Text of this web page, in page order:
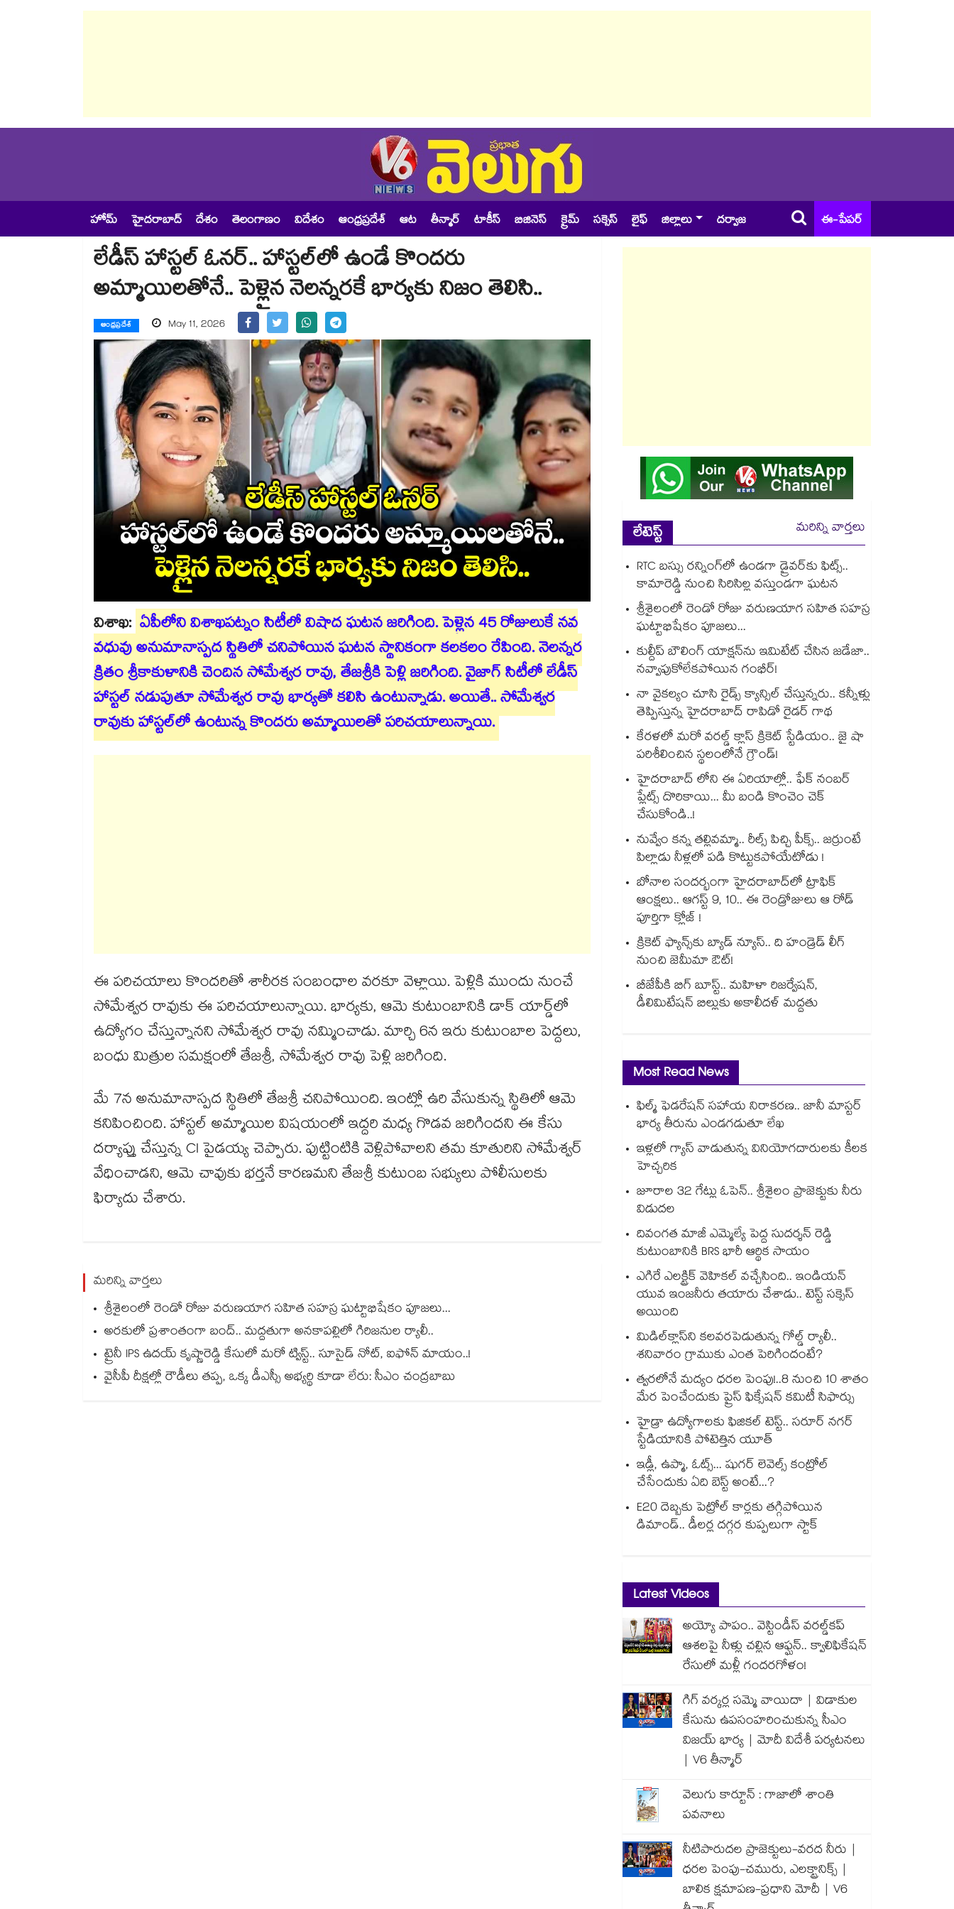
హోమ్ హైదరాబాద్ దేశం తెలంగాణం విదేశం ఆంధ్రప్రదేశ్ ఆట తీన్మార్ టాకీస్ బిజినెస్ క్రైమ్ సక్సెస్ లైఫ్ జిల్లాలు దర్వాజ ఈ-పేపర్
లేడీస్ హాస్టల్ ఓనర్.. హాస్టల్⁪లో ఉండే కొందరు
అమ్మాయిలతోనే.. పెళ్లైన నెలన్నరకే భార్యకు నిజం తెలిసి..
ఆంధ్రప్రదేశ్ May 11, 2026
విశాఖ: ఏపీలోని విశాఖపట్నం సిటీలో విషాద ఘటన జరిగింది. పెళ్లైన 45 రోజులుకే నవ
వధువు అనుమానాస్పద స్థితిలో చనిపోయిన ఘటన స్థానికంగా కలకలం రేపింది. నెలన్నర
క్రితం శ్రీకాకుళానికి చెందిన సోమేశ్వర రావు, తేజశ్రీకి పెళ్లి జరిగింది. వైజాగ్ సిటీలో లేడీస్
హాస్టల్ నడుపుతూ సోమేశ్వర రావు భార్యతో కలిసి ఉంటున్నాడు. అయితే.. సోమేశ్వర
రావుకు హాస్టల్⁬లో ఉంటున్న కొందరు అమ్మాయిలతో పరిచయాలున్నాయి.
ఈ పరిచయాలు కొందరితో శారీరక సంబంధాల వరకూ వెళ్లాయి. పెళ్లికి ముందు నుంచే
సోమేశ్వర రావుకు ఈ పరిచయాలున్నాయి. భార్యకు, ఆమె కుటుంబానికి డాక్ యార్డ్⁬లో
ఉద్యోగం చేస్తున్నానని సోమేశ్వర రావు నమ్మించాడు. మార్చి 6న ఇరు కుటుంబాల పెద్దలు,
బంధు మిత్రుల సమక్షంలో తేజశ్రీ, సోమేశ్వర రావు పెళ్లి జరిగింది.
మే 7న అనుమానాస్పద స్థితిలో తేజశ్రీ చనిపోయింది. ఇంట్లో ఉరి వేసుకున్న స్థితిలో ఆమె
కనిపించింది. హాస్టల్ అమ్మాయిల విషయంలో ఇద్దరి మధ్య గొడవ జరిగిందని ఈ కేసు
దర్యాప్తు చేస్తున్న CI పైడయ్య చెప్పారు. పుట్టింటికి వెళ్లిపోవాలని తమ కూతురిని సోమేశ్వర్
వేధించాడని, ఆమె చావుకు భర్తనే కారణమని తేజశ్రీ కుటుంబ సభ్యులు పోలీసులకు
ఫిర్యాదు చేశారు.
మరిన్ని వార్తలు
శ్రీశైలంలో రెండో రోజు వరుణయాగ సహిత సహస్ర ఘట్టాభిషేకం పూజలు...
అరకులో ప్రశాంతంగా బంద్.. మద్దతుగా అనకాపల్లిలో గిరిజనుల ర్యాలీ..
ట్రైనీ IPS ఉదయ్‌ కృష్ణారెడ్డి కేసులో మరో ట్విస్ట్.. సూసైడ్‌ నోట్‌, ఐఫోన్‌ మాయం..!
వైసీపీ దీక్షల్లో రౌడీలు తప్ప, ఒక్క డీఎస్సీ అభ్యర్థి కూడా లేరు: సీఎం చంద్రబాబు
లేటెస్ట్
మరిన్ని వార్తలు
RTC బస్సు రన్నింగ్⁫లో ఉండగా డ్రైవర్‌కు ఫిట్స్..
కామారెడ్డి నుంచి సిరిసిల్ల వస్తుండగా ఘటన
శ్రీశైలంలో రెండో రోజు వరుణయాగ సహిత సహస్ర
ఘట్టాభిషేకం పూజలు...
కుల్దీప్ బౌలింగ్ యాక్షన్‌ను ఇమిటేట్ చేసిన జడేజా..
నవ్వాపుకోలేకపోయిన గంభీర్!
నా వైకల్యం చూసి రైడ్స్ క్యాన్సిల్ చేస్తున్నరు.. కన్నీళ్లు
తెప్పిస్తున్న హైదరాబాద్ రాపిడో రైడర్ గాథ
కేరళలో మరో వరల్డ్ క్లాస్ క్రికెట్ స్టేడియం.. జై షా
పరిశీలించిన స్థలంలోనే గ్రౌండ్!
హైదరాబాద్ లోని ఈ ఏరియాల్లో.. ఫేక్ నంబర్
ప్లేట్స్ దొరికాయి... మీ బండి కొంచెం చెక్
చేసుకోండి..!
నువ్వేం కన్న తల్లివమ్మా.. రీల్స్ పిచ్చి పీక్స్.. జర్రుంటే
పిల్లాడు నీళ్లలో పడి కొట్టుకపోయేటోడు !
బోనాల సందర్భంగా హైదరాబాద్‌లో ట్రాఫిక్
ఆంక్షలు.. ఆగస్ట్ 9, 10.. ఈ రెండ్రోజులు ఆ రోడ్
పూర్తిగా క్లోజ్ !
క్రికెట్ ఫ్యాన్స్‌కు బ్యాడ్ న్యూస్.. ది హండ్రెడ్ లీగ్
నుంచి జెమీమా ఔట్!
బీజేపీకి బిగ్ బూస్ట్.. మహిళా రిజర్వేషన్,
డీలిమిటేషన్ బిల్లుకు అకాలీదళ్ మద్దతు
Most Read News
ఫిల్మ్ ఫెడరేషన్ సహాయ నిరాకరణ.. జానీ మాస్టర్
భార్య తీరును ఎండగడుతూ లేఖ
ఇళ్లలో గ్యాస్ వాడుతున్న వినియోగదారులకు కీలక
హెచ్చరిక
జూరాల 32 గేట్లు ఓపెన్.. శ్రీశైలం ప్రాజెక్టుకు నీరు
విడుదల
దివంగత మాజీ ఎమ్మెల్యే పెద్ద సుదర్శన్ రెడ్డి
కుటుంబానికి BRS భారీ ఆర్థిక సాయం
ఎగిరే ఎలక్ట్రిక్ వెహికల్ వచ్చేసింది.. ఇండియన్
యువ ఇంజనీరు తయారు చేశాడు.. టెస్ట్ సక్సెస్
అయింది
మిడిల్‌క్లాస్‌ని కలవరపెడుతున్న గోల్డ్ ర్యాలీ..
శనివారం గ్రాముకు ఎంత పెరిగిందంటే?
త్వరలోనే మద్యం ధ‌‌ర‌‌ల పెంపు!..8 నుంచి 10 శాతం
మేర పెంచేందుకు ప్రైస్ ఫిక్సేష‌‌న్ క‌‌మిటీ సిఫార్సు
హైడ్రా ఉద్యోగాలకు ఫిజికల్ టెస్ట్.. సరూర్ నగర్
స్టేడియానికి పోటెత్తిన యూత్
ఇడ్లీ, ఉప్మా, ఓట్స్... షుగర్ లెవెల్స్ కంట్రోల్
చేసేందుకు ఏది బెస్ట్ అంటే...?
E20 దెబ్బకు పెట్రోల్ కార్లకు తగ్గిపోయిన
డిమాండ్.. డీలర్ల దగ్గర కుప్పలుగా స్టాక్
Latest Videos
అయ్యో పాపం.. వెస్టిండీస్ వరల్డ్‌కప్
ఆశలపై నీళ్లు చల్లిన ఆఫ్ఘన్.. క్వాలిఫికేషన్
రేసులో మళ్లీ గందరగోళం!
గిగ్ వర్కర్ల సమ్మె వాయిదా | విడాకుల
కేసును ఉపసంహరించుకున్న సీఎం
విజయ్ భార్య | మోదీ విదేశీ పర్యటనలు
| V6 తీన్మార్
వెలుగు కార్టూన్ : గాజాలో శాంతి
పవనాలు
నీటిపారుదల ప్రాజెక్టులు-వరద నీరు |
ధరల పెంపు-చమురు, ఎలక్ట్రానిక్స్ |
బాలిక క్షమాపణ-ప్రధాని మోదీ | V6